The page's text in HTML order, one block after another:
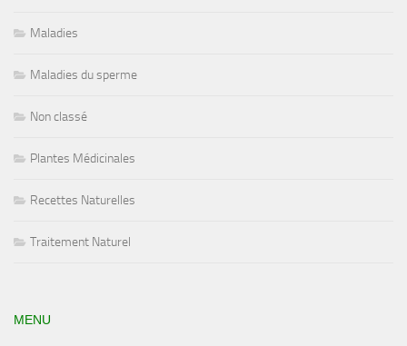
Maladies
Maladies du sperme
Non classé
Plantes Médicinales
Recettes Naturelles
Traitement Naturel
MENU